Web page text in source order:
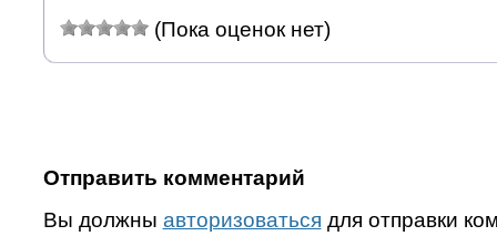
(Пока оценок нет)
Отправить комментарий
Вы должны авторизоваться для отправки